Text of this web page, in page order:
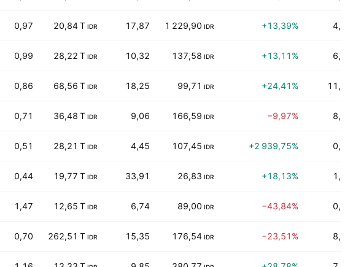
0,97 20,84 T IDR 17,87 1 229,90 IDR +13,39% 4,32%
0,99 28,22 T IDR 10,32 137,58 IDR +13,11% 6,99%
0,86 68,56 T IDR 18,25 99,71 IDR +24,41% 11,14%
0,71 36,48 T IDR 9,06 166,59 IDR −9,97% 8,35%
0,51 28,21 T IDR 4,45 107,45 IDR +2 939,75% 0,32%
0,44 19,77 T IDR 33,91 26,83 IDR +18,13% 1,46%
1,47 12,65 T IDR 6,74 89,00 IDR −43,84% 0,00%
0,70 262,51 T IDR 15,35 176,54 IDR −23,51% 8,42%